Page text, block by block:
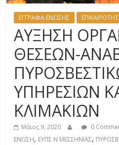
ΕΓΓΡΑΦΑ ΕΝΩΣΗΣ
ΑΥΞΗΣΗ
ΘΕΣΕΩΝ-
ΥΠΗΡΕΣΙΩΝ
ΚΛΙΜΑΚΙΩΝ
Μάιος 9, 2020 0
ΕΝΩΣΗ, ΕΥΠΣ Ν ΜΕΣΣΗΝΙΑΣ,